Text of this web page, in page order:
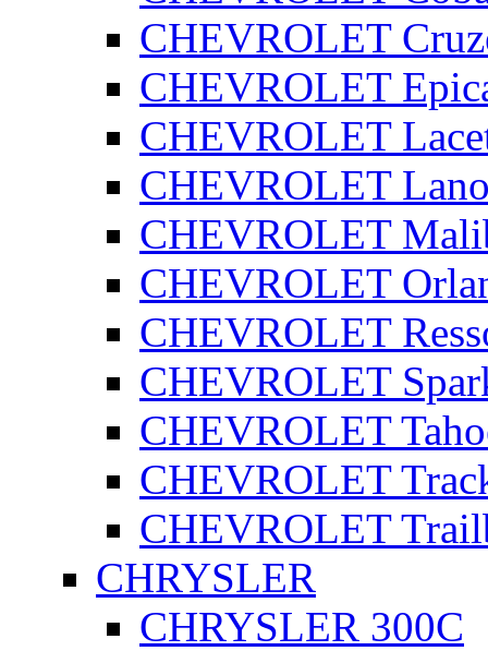
CHEVROLET
CHEVROLET
CHEVROLET
CHEVROLET
CHEVROLET
CHEVROLET
CHEVROLET
CHEVROLET
CHEVROLET
CHEVROLET
CHEVROLET
CHRYSLER
CHRYSLER 300C